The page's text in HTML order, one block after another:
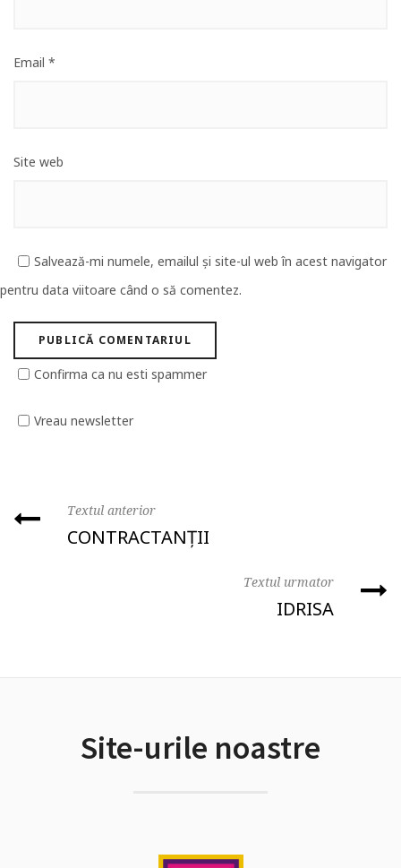
Email *
Site web
Salvează-mi numele, emailul și site-ul web în acest navigator
pentru data viitoare când o să comentez.
Confirma ca nu esti spammer
Vreau newsletter
Textul anterior
CONTRACTANȚII
Textul urmator
IDRISA
Site-urile noastre